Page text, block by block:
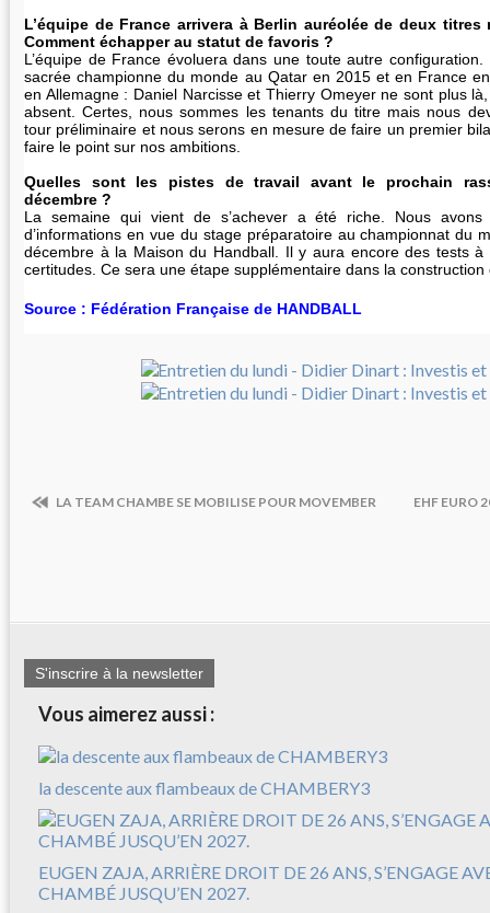
L’équipe de France arrivera à Berlin auréolée de deux
Comment échapper au statut de favoris ?
L’équipe de France évoluera dans une toute autre
sacrée championne du monde au Qatar en 2015 et en France
en Allemagne : Daniel Narcisse et Thierry Omeyer ne sont plus
absent. Certes, nous sommes les tenants du titre mais nous
tour préliminaire et nous serons en mesure de faire un premier
faire le point sur nos ambitions.
Quelles sont les pistes de travail avant le prochain
décembre ?
La semaine qui vient de s’achever a été riche. Nous avons
d’informations en vue du stage préparatoire au championnat du
décembre à la Maison du Handball. Il y aura encore des tests
certitudes. Ce sera une étape supplémentaire dans la construction
Source : Fédération Française de HANDBALL
LA TEAM CHAMBE SE MOBILISE POUR MOVEMBER EHF EURO
S'inscrire à la newsletter
Vous aimerez aussi :
la descente aux flambeaux de CHAMBERY3
EUGEN ZAJA, ARRIÈRE DROIT DE 26 ANS, S’ENGAGE
CHAMBÉ JUSQU’EN 2027.